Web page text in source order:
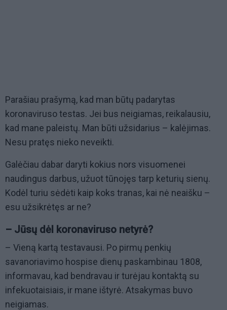
Parašiau prašymą, kad man būtų padarytas
koronaviruso testas. Jei bus neigiamas, reikalausiu,
kad mane paleistų. Man būti užsidarius – kalėjimas.
Nesu pratęs nieko neveikti.
Galėčiau dabar daryti kokius nors visuomenei
naudingus darbus, užuot tūnojęs tarp keturių sienų.
Kodėl turiu sėdėti kaip koks tranas, kai nė neaišku –
esu užsikrėtęs ar ne?
– Jūsų dėl koronaviruso netyrė?
– Vieną kartą testavausi. Po pirmų penkių
savanoriavimo hospise dienų paskambinau 1808,
informavau, kad bendravau ir turėjau kontaktą su
infekuotaisiais, ir mane ištyrė. Atsakymas buvo
neigiamas.